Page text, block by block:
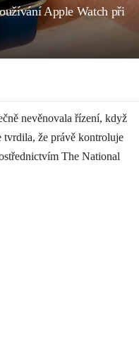
Apple Watch při
nevěnovala řízení, když
tvrdila, že právě kontroluje
The National